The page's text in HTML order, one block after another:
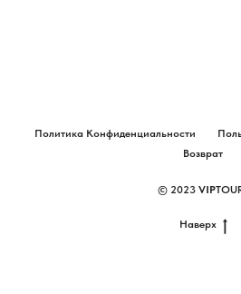
Политика Конфиденциальности
Возврат
© 2023 VIP
Наверх